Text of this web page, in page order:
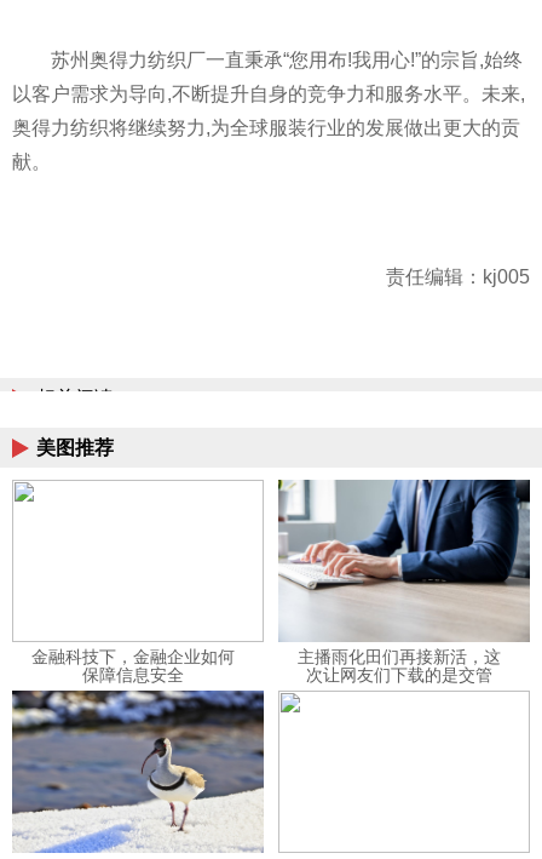
苏州奥得力纺织厂一直秉承“您用布!我用心!”的宗旨,始终
以客户需求为导向,不断提升自身的竞争力和服务水平。未来,
奥得力纺织将继续努力,为全球服装行业的发展做出更大的贡
献。
责任编辑：kj005
相关阅读
美图推荐
金融科技下，金融企业如何
保障信息安全
主播雨化田们再接新活，这
次让网友们下载的是交管
12123APP